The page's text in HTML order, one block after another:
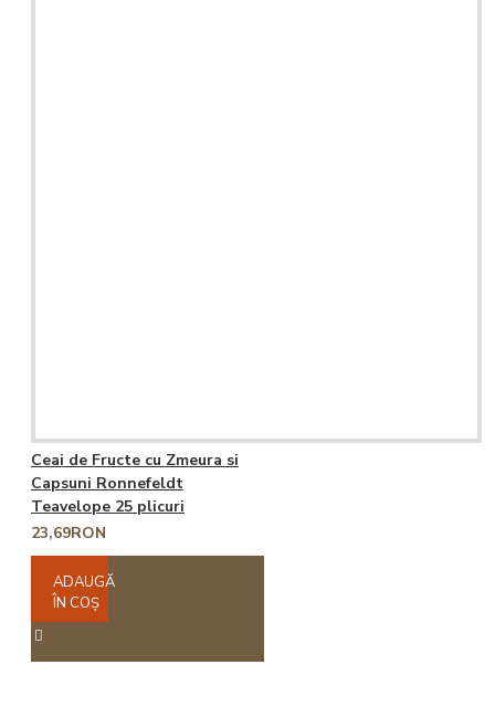
Ceai de Fructe cu Zmeura si
Capsuni Ronnefeldt
Teavelope 25 plicuri
23,69RON
ADAUGĂ
ÎN COŞ